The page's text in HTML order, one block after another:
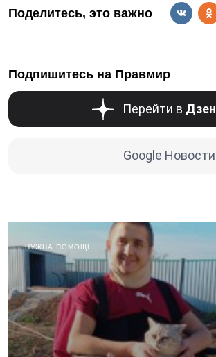
Поделитесь, это важно
Подпишитесь на Правмир
Перейти в Дзен
Google Новости
НУЖНА ПОМОЩЬ